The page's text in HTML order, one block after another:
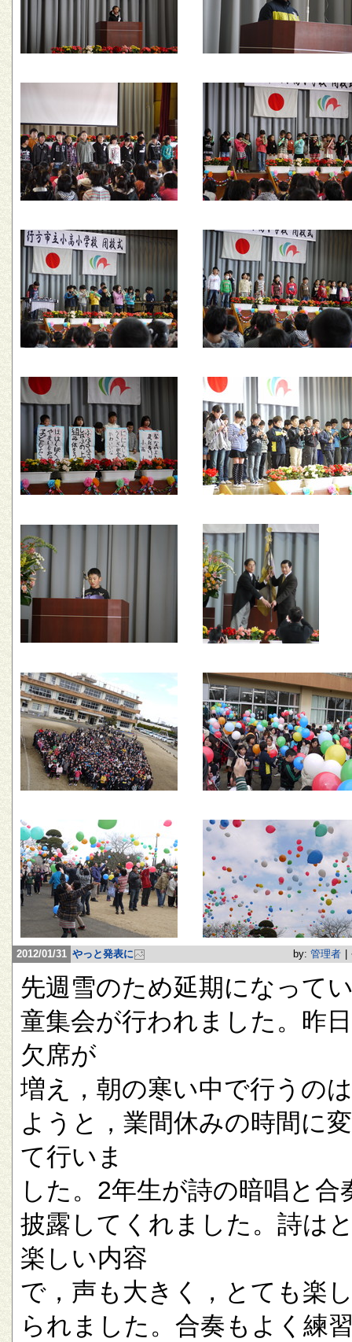
2012/01/31 やっと発表に by: 管理者
先週雪のため延期になって
童集会が行われました。昨
欠席が
増え，朝の寒い中で行うの
ようと，業間休みの時間に
て行いま
した。2年生が詩の暗唱と合
披露してくれました。詩は
楽しい内容
で，声も大きく，とても楽
られました。合奏もよく練